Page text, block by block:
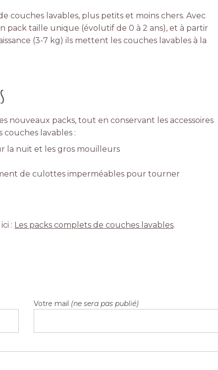
couches lavables, plus petits et moins chers. Avec
pack taille unique (évolutif de 0 à 2 ans), et à partir
(3-7 kg) ils mettent les couches lavables à la
nouveaux packs, tout en conservant les accessoires
couches lavables :
la nuit et les gros mouilleurs
de culottes imperméables pour tourner
: Les packs complets de couches lavables.
Votre mail (ne sera pas publié)